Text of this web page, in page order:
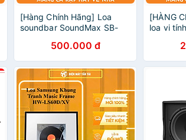
[Hàng Chính Hãng] Loa
soundbar SoundMax SB-
500.000 đ
[HÀNG
loa vi
với PC/
A130 -